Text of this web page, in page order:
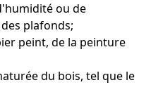
ou de
plafonds;
peint, de la peinture
du bois, tel que le